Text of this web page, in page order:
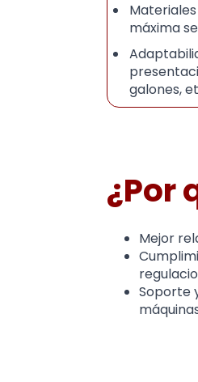
máxima
galones,
¿Por
Mejor
Soporte